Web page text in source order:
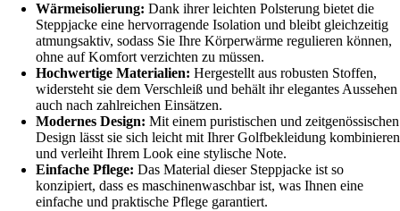
Wärmeisolierung: Dank ihrer leichten Polsterung bietet die
Steppjacke eine hervorragende Isolation und bleibt gleichzeitig
atmungsaktiv, sodass Sie Ihre Körperwärme regulieren können,
ohne auf Komfort verzichten zu müssen.
Hochwertige Materialien: Hergestellt aus robusten Stoffen,
widersteht sie dem Verschleiß und behält ihr elegantes Aussehen
auch nach zahlreichen Einsätzen.
Modernes Design: Mit einem puristischen und zeitgenössischen
Design lässt sie sich leicht mit Ihrer Golfbekleidung kombinieren
und verleiht Ihrem Look eine stylische Note.
Einfache Pflege: Das Material dieser Steppjacke ist so
konzipiert, dass es maschinenwaschbar ist, was Ihnen eine
einfache und praktische Pflege garantiert.